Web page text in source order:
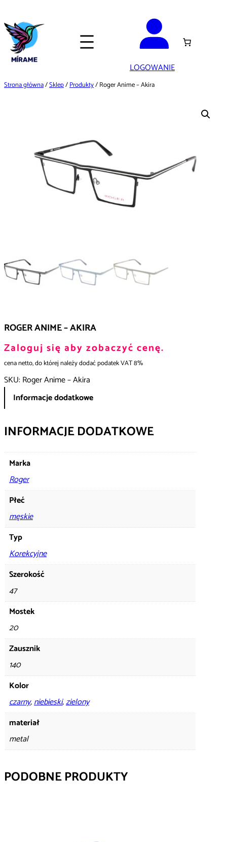
do
treści
LOGOWANIE
Strona główna/Sklep/Produkty/ Roger Anime – Akira
ROGER ANIME – AKIRA
Zaloguj się aby zobaczyć cenę.
cena netto, do której należy dodać podatek VAT 8%
SKU: Roger Anime – Akira
Informacje dodatkowe
INFORMACJE DODATKOWE
Marka
Roger
Płeć
męskie
Typ
Korekcyjne
Szerokość
47
Mostek
20
Zausznik
140
Kolor
czarny,niebieski,zielony
materiał
metal
PODOBNE PRODUKTY